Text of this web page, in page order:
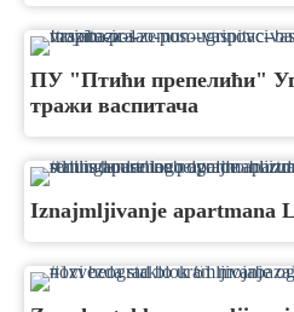
ПУ "Птићи препелићи"
тражи васпитача
Iznajmljivanje apartmana